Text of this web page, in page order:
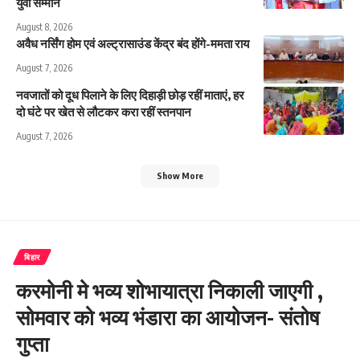
August 8, 2026
अवैध नर्सिंग होम एवं अल्ट्रासाउंड केंद्र बंद होंगे-ममता राय
August 7, 2026
नवजातों को दूध पिलाने के लिए दिहाड़ी छोड़ रहीं माताएं, हर
दो घंटे पर खेत से लौटकर करा रहीं स्तनपान
August 7, 2026
Show More
बिहार
करमोनी मे भव्य शोभायात्रा निकाली जाएगी ,
सोमवार को भव्य भंडारा का आयोजन- संतोष
गुप्ता